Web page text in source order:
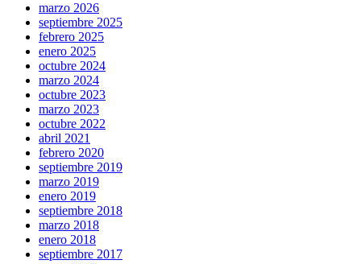
marzo 2026
septiembre 2025
febrero 2025
enero 2025
octubre 2024
marzo 2024
octubre 2023
marzo 2023
octubre 2022
abril 2021
febrero 2020
septiembre 2019
marzo 2019
enero 2019
septiembre 2018
marzo 2018
enero 2018
septiembre 2017